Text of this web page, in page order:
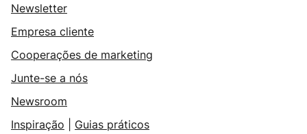
Newsletter
Empresa cliente
Cooperações de marketing
Junte-se a nós
Newsroom
Inspiração
Guias práticos